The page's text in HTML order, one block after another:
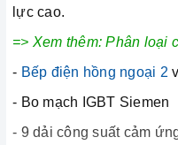
lực cao.
=> Xem thêm:Phân loại
- Bếp điện hồng ngoại 2
- Bo mạch IGBT Siemen
- 9 dải công suất cảm